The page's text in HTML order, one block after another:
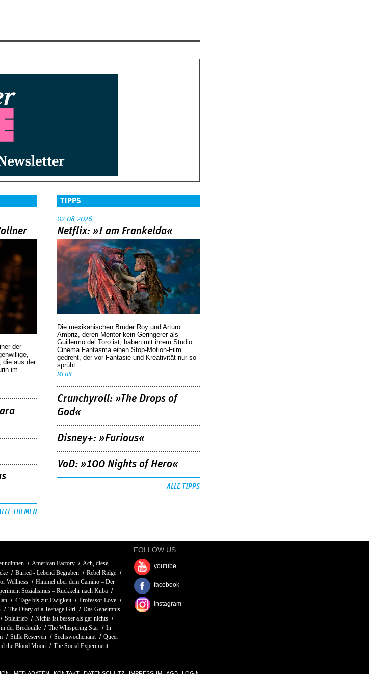
der
die aus der
im
THEMEN
TIPPS
02.08.2026
Netflix: »I am Frankelda«
Die mexikanischen Brüder Roy und Arturo
Ambriz, deren Mentor kein Geringerer als
Guillermo del Toro ist, haben mit ihrem Studio
Cinema Fantasma einen Stop-Motion-Film
gedreht, der vor Fantasie und Kreativität nur so
sprüht.
MEHR
Crunchyroll: »The Drops of
God«
Disney+: »Furious«
VoD: »100 Nights of Hero«
ALLE TIPPS
American Factory
Ach, diese
Buried - Lebend Begraben
Rebel Ridge
Wellness
Himmel über dem Camino – Der
Sozialismus – Rückkehr nach Kuba
4 Tage bis zur Ewigkeit
Professor Love
The Diary of a Teenage Girl
Das Geheimnis
Spieltrieb
Nichts ist besser als gar nichts
der Bredouille
The Whispering Star
In
Stille Reserven Sechswochenamt
Queer
the Blood Moon The Social Experiment
FOLLOW US
youtube
facebook
instagram